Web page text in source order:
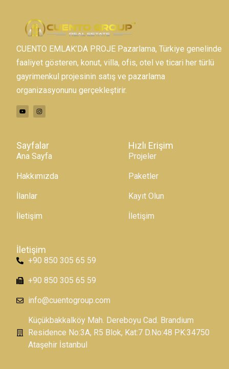
CUENTO EMLAK’DA PROJE Pazarlama, Türkiye genelinde
faaliyet gösteren, konut, villa, ofis, otel ve ticari her türlü
gayrimenkul projesinin satış ve pazarlama
organizasyonunu gerçekleştirir.
Sayfalar
Ana Sayfa
Hakkımızda
İlanlar
İletişim
Hızlı Erişim
Projeler
Paketler
Kayıt Olun
İletişim
İletişim
+90 850 305 65 59
+90 850 305 65 59
info@cuentogroup.com
Küçükbakkalköy Mah. Dereboyu Cad. Brandium
Residence No:3A, R5 Blok, Kat:7 D.No:48 PK:34750
Ataşehir İstanbul